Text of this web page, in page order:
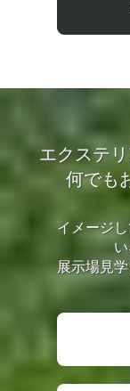
エクステ
何でも
イメージ
展示場見